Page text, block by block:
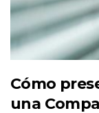
Cómo
una